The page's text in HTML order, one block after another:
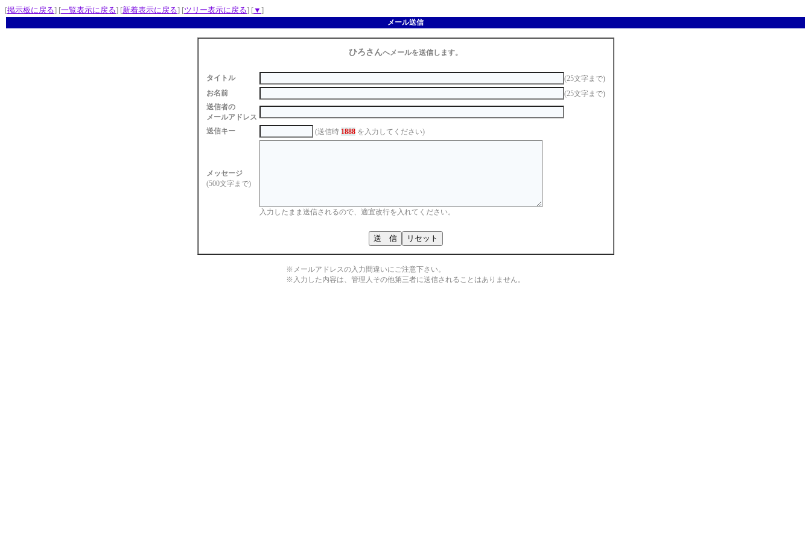
[掲示板に戻る] [一覧表示に戻る] [新着表示に戻る] [ツリー表示に戻る] [▼ ]
メール送信
ひろさんへメールを送信します。
タイトル
(25文字まで)
お名前
(25文字まで)
送信者の
メールアドレス
送信キー
(送信時 1888を入力してください)
メッセージ
(500文字まで)
入力したまま送信されるので、適宜改行を入れてください。
※メールアドレスの入力間違いにご注意下さい。
※入力した内容は、管理人その他第三者に送信されることはありません。